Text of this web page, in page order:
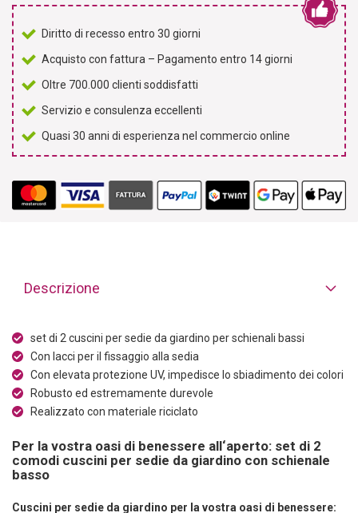
Diritto di recesso entro 30 giorni
Acquisto con fattura – Pagamento entro 14 giorni
Oltre 700.000 clienti soddisfatti
Servizio e consulenza eccellenti
Quasi 30 anni di esperienza nel commercio online
Descrizione
set di 2 cuscini per sedie da giardino per schienali bassi
Con lacci per il fissaggio alla sedia
Con elevata protezione UV, impedisce lo sbiadimento dei colori
Robusto ed estremamente durevole
Realizzato con materiale riciclato
Per la vostra oasi di benessere all‘aperto: set di 2
comodi cuscini per sedie da giardino con schienale
basso
Cuscini per sedie da giardino per la vostra oasi di benessere: